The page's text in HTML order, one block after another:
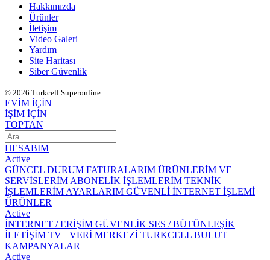
Hakkımızda
Ürünler
İletişim
Video Galeri
Yardım
Site Haritası
Siber Güvenlik
© 2026 Turkcell Superonline
EVİM İÇİN
İŞİM İÇİN
TOPTAN
HESABIM
Active
GÜNCEL DURUM FATURALARIM ÜRÜNLERİM VE
SERVİSLERİM ABONELİK İŞLEMLERİM TEKNİK
İŞLEMLERİM AYARLARIM GÜVENLİ İNTERNET İŞLEMİ
ÜRÜNLER
Active
İNTERNET / ERİŞİM GÜVENLİK SES / BÜTÜNLEŞİK
İLETİŞİM TV+ VERİ MERKEZİ TURKCELL BULUT
KAMPANYALAR
Active